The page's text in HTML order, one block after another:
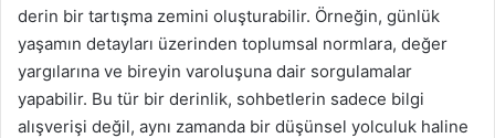
derin bir tartışma zemini oluşturabilir. Örneğin, günlük
yaşamın detayları üzerinden toplumsal normlara, değer
yargılarına ve bireyin varoluşuna dair sorgulamalar
yapabilir. Bu tür bir derinlik, sohbetlerin sadece bilgi
alışverişi değil, aynı zamanda bir düşünsel yolculuk haline